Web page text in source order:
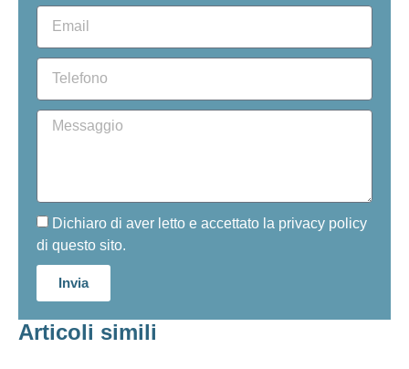
Dichiaro di aver letto e accettato la privacy policy
di questo sito.
Invia
Articoli simili